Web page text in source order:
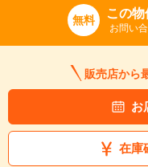
無料 この
お問い
販売店から
お
在庫